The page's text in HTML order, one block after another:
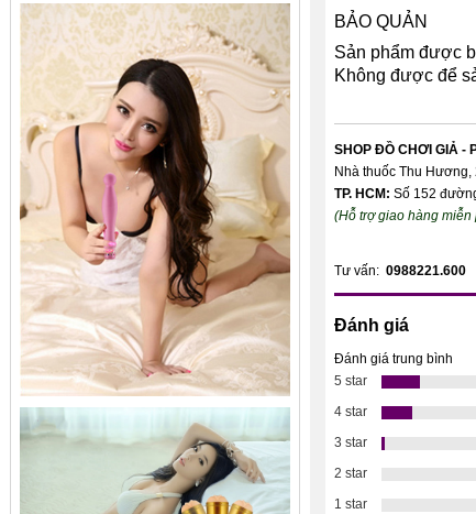
BẢO QUẢN
Sản phẩm được
Không được để
SHOP ĐỒ CHƠI GIẢ -
Nhà thuốc Thu
TP. HCM: Số 152
(Hỗ trợ giao hàng
Tư vấn: 0988221.600
Đánh giá
Đánh giá trung bình
5 star
4 star
3 star
2 star
1 star